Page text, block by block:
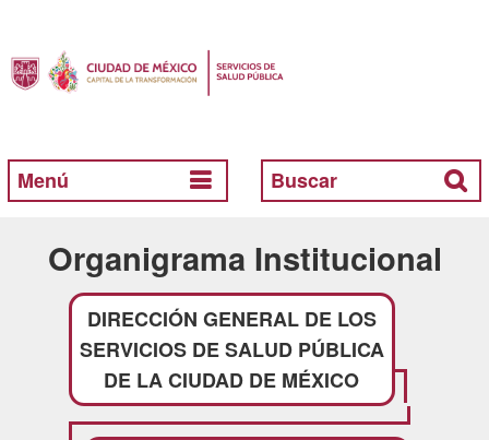
Menú Buscar
Organigrama Institucional
DIRECCIÓN GENERAL DE LOS
SERVICIOS DE SALUD PÚBLICA
DE LA CIUDAD DE MÉXICO